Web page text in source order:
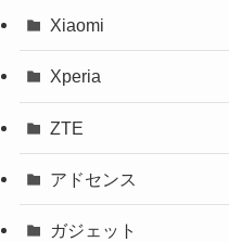
Xiaomi
Xperia
ZTE
アドセンス
ガジェット